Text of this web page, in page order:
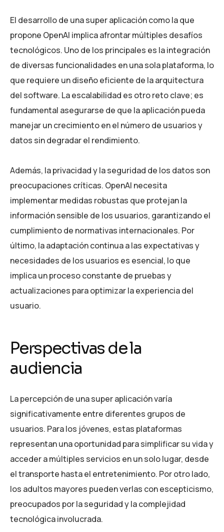
El desarrollo de una super aplicación como la que
propone OpenAI implica afrontar múltiples desafíos
tecnológicos. Uno de los principales es la integración
de diversas funcionalidades en una sola plataforma, lo
que requiere un diseño eficiente de la arquitectura
del software. La escalabilidad es otro reto clave; es
fundamental asegurarse de que la aplicación pueda
manejar un crecimiento en el número de usuarios y
datos sin degradar el rendimiento.
Además, la privacidad y la seguridad de los datos son
preocupaciones críticas. OpenAI necesita
implementar medidas robustas que protejan la
información sensible de los usuarios, garantizando el
cumplimiento de normativas internacionales. Por
último, la adaptación continua a las expectativas y
necesidades de los usuarios es esencial, lo que
implica un proceso constante de pruebas y
actualizaciones para optimizar la experiencia del
usuario.
Perspectivas de la
audiencia
La percepción de una super aplicación varía
significativamente entre diferentes grupos de
usuarios. Para los jóvenes, estas plataformas
representan una oportunidad para simplificar su vida y
acceder a múltiples servicios en un solo lugar, desde
el transporte hasta el entretenimiento. Por otro lado,
los adultos mayores pueden verlas con escepticismo,
preocupados por la seguridad y la complejidad
tecnológica involucrada.